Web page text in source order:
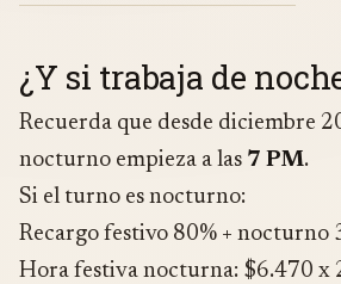
¿Y si trabaja de
Recuerda que desde diciembre
nocturno empieza a las 7 PM.
Si el turno es nocturno:
Recargo festivo 80% + nocturno
Hora festiva nocturna: $6.470 x